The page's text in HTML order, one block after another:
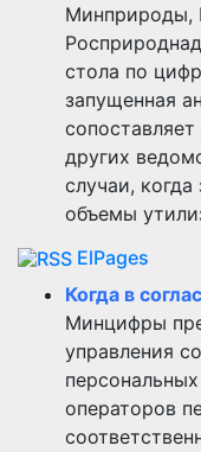
Минприроды,
стола по
запущенная
других
случаи,
объемы
ElPages
Когда в
Минцифры
управления
операторов